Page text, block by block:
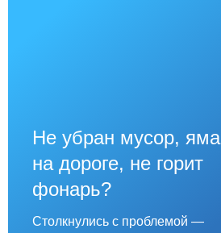
Не убран мусор, яма
на дороге, не горит
фонарь?
Столкнулись с проблемой —